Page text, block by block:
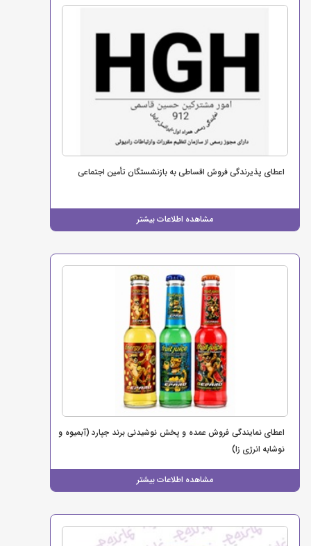
اعطای پذیرندگی فروش اقساطی به بازنشستگان تأمین اجتماعی
مشاهده اطلاعات بیشتر
اعطای نمایندگی فروش عمده و پخش نوشیدنی برند جپارد (آبمیوه و
نوشابه انرژی زا)
مشاهده اطلاعات بیشتر